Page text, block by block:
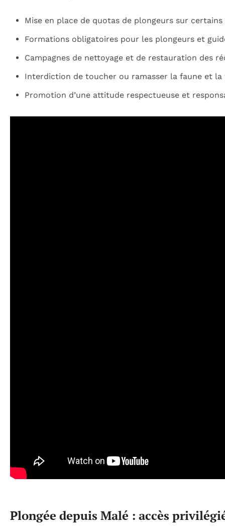
Mise en place de quotas de plongeurs sur
Formations obligatoires pour les plongeurs et
Campagnes de nettoyage et de restauration des
Interdiction de toucher ou ramasser la faune et
Promotion d’une attitude respectueuse et
Plongée depuis Malé : accès